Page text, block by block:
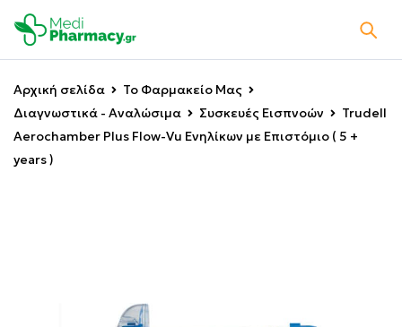
Αρχική σελίδα
Το Φαρμακείο Μας
Διαγνωστικά - Αναλώσιμα
Συσκευές Εισπνοών
Trudell
Aerochamber Plus Flow-Vu Ενηλίκων με Επιστόμιο ( 5 +
years )